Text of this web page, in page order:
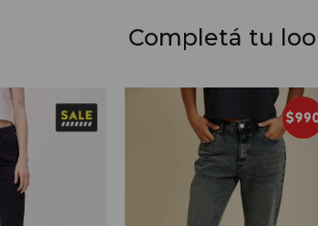
Completá tu